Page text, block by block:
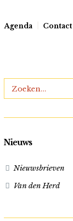
Agenda Contact
Nieuws
Nieuwsbrieven
Van den Herd